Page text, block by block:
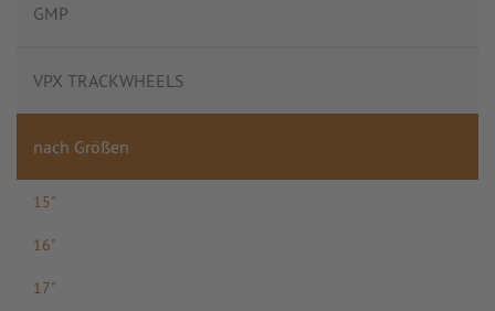
GMP
VPX TRACKWHEELS
nach Größen
15"
16"
17"